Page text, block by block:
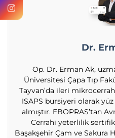
Dr.
Op. Dr. Erman Ak,
Üniversitesi Çapa Tıp
Tayvan’da ileri
ISAPS bursiyeri olarak
almıştır. EBOPRAS’tan
Cerrahi yeterlilik
Başakşehir Çam ve Sakura